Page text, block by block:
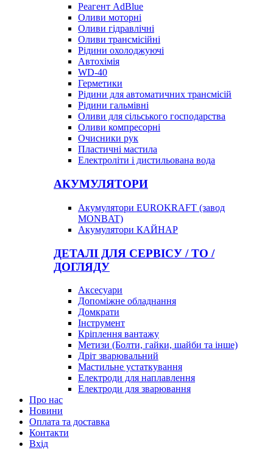
Реагент AdBlue
Оливи моторні
Оливи гідравлічні
Оливи трансмісійні
Рідини охолоджуючі
Автохімія
WD-40
Герметики
Рідини для автоматичних трансмісій
Рідини гальмівні
Оливи для сільського господарства
Оливи компресорні
Очисники рук
Пластичні мастила
Електроліти і дистильована вода
АКУМУЛЯТОРИ
Акумулятори EUROKRAFT (завод
MONBAT)
Акумулятори КАЙНАР
ДЕТАЛІ ДЛЯ СЕРВІСУ / ТО /
ДОГЛЯДУ
Аксесуари
Допоміжне обладнання
Домкрати
Інструмент
Кріплення вантажу
Метизи (Болти, гайки, шайби та інше)
Дріт зварювальний
Мастильне устаткування
Електроди для наплавлення
Електроди для зварювання
Про нас
Новини
Оплата та доставка
Контакти
Вхiд